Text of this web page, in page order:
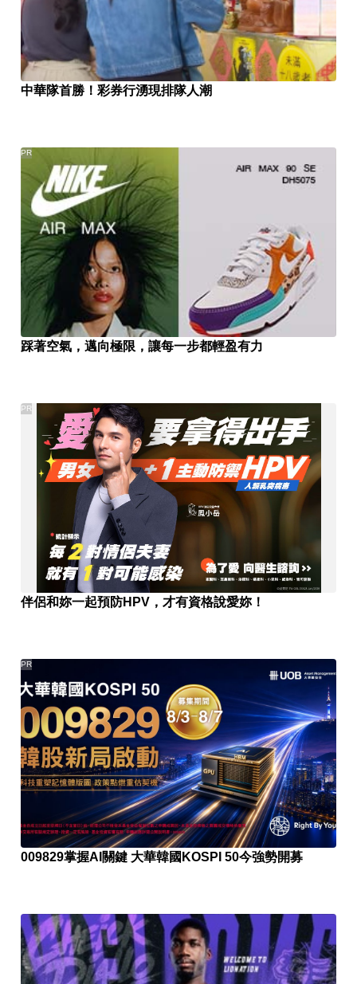
中華隊首勝！彩券行湧現排隊人潮
踩著空氣，邁向極限，讓每一步都輕盈有力
PR
伴侶和妳一起預防HPV，才有資格說愛妳！
PR
009829掌握AI關鍵 大華韓國KOSPI 50今強勢開募
PR